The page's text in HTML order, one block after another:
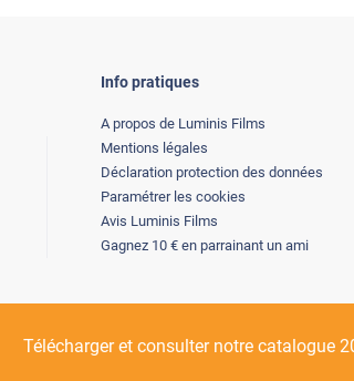
Info pratiques
A propos de Luminis Films
Mentions légales
Déclaration protection des données
Paramétrer les cookies
Avis Luminis Films
Gagnez 10 € en parrainant un ami
Télécharger et consulter notre catalogue